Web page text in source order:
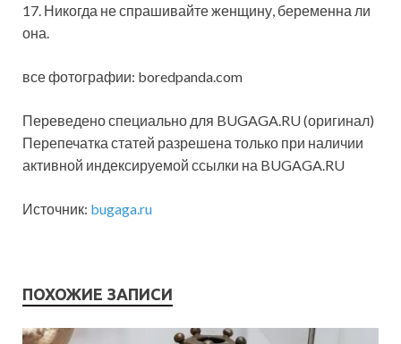
17. Никогда не спрашивайте женщину, беременна ли
она.
все фотографии: boredpanda.com
Переведено специально для BUGAGA.RU (оригинал)
Перепечатка статей разрешена только при наличии
активной индексируемой ссылки на BUGAGA.RU
Источник: bugaga.ru
ПОХОЖИЕ ЗАПИСИ